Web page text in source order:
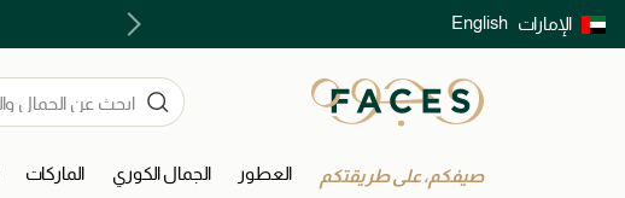
الإمارات English
توصيل سريع على جميع الطلبات ما فوق 299 درهم
صيفكم، على طريقتكم العطور الجمال الكوري الماركات